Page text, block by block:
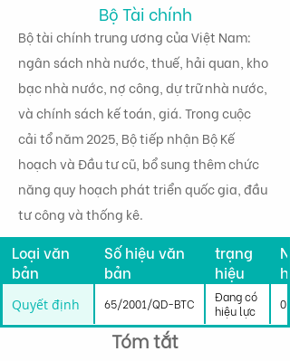
Bộ Tài chính
Bộ tài chính trung ương của Việt Nam:
ngân sách nhà nước, thuế, hải quan, kho
bạc nhà nước, nợ công, dự trữ nhà nước,
và chính sách kế toán, giá. Trong cuộc
cải tổ năm 2025, Bộ tiếp nhận Bộ Kế
hoạch và Đầu tư cũ, bổ sung thêm chức
năng quy hoạch phát triển quốc gia, đầu
tư công và thống kê.
Loại văn
bản
Số hiệu văn
bản
trạng
hiệu
lực
Quyết định 65/2001/QD-BTC
Đang có
hiệu lực
Tóm tắt